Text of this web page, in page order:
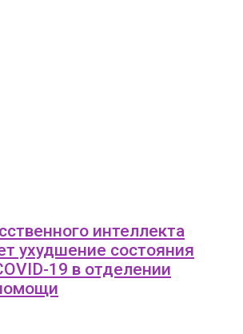
интеллекта
ухудшение состояния
19 в отделении